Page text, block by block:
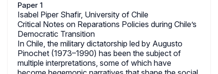
Paper 1
Isabel Piper Shafir, University of Chile
Critical Notes on Reparations Policies during Chile’s
Democratic Transition
In Chile, the military dictatorship led by Augusto
Pinochet (1973–1990) has been the subject of
multiple interpretations, some of which have